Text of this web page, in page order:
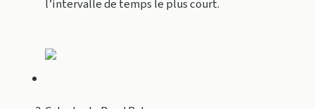
l’intervalle de temps le plus court.